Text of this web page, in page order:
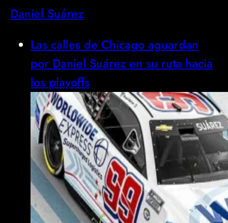
Daniel Suárez
Las calles de Chicago aguardan
por Daniel Suárez en su ruta hacia
los playoffs